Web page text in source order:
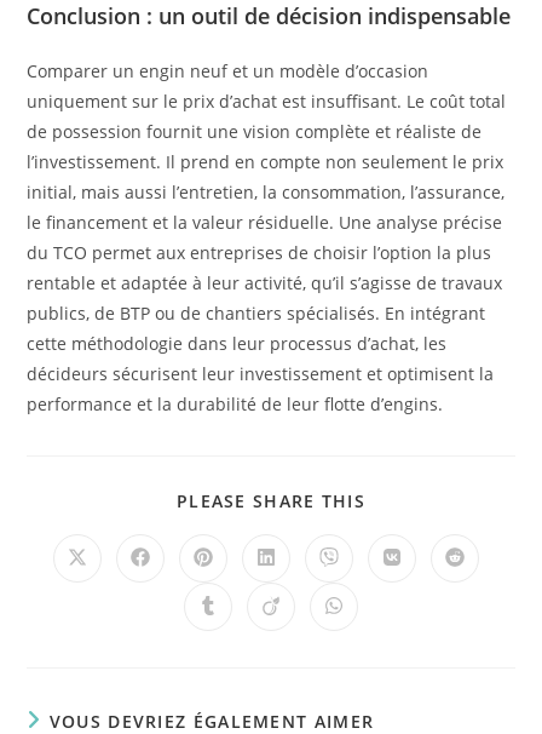
Conclusion : un outil de décision indispensable
Comparer un engin neuf et un modèle d’occasion
uniquement sur le prix d’achat est insuffisant. Le coût total
de possession fournit une vision complète et réaliste de
l’investissement. Il prend en compte non seulement le prix
initial, mais aussi l’entretien, la consommation, l’assurance,
le financement et la valeur résiduelle. Une analyse précise
du TCO permet aux entreprises de choisir l’option la plus
rentable et adaptée à leur activité, qu’il s’agisse de travaux
publics, de BTP ou de chantiers spécialisés. En intégrant
cette méthodologie dans leur processus d’achat, les
décideurs sécurisent leur investissement et optimisent la
performance et la durabilité de leur flotte d’engins.
PLEASE SHARE THIS
VOUS DEVRIEZ ÉGALEMENT AIMER